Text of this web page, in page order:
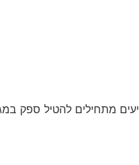
מתחילים להטיל ספק